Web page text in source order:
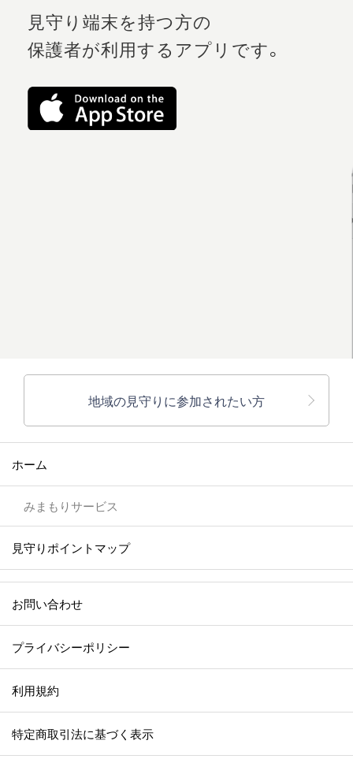
見守り端末を持つ方の
保護者が利用するアプリです。
地域の見守りに参加されたい方
ホーム
みまもりサービス
見守りポイントマップ
お問い合わせ
プライバシーポリシー
利用規約
特定商取引法に基づく表示